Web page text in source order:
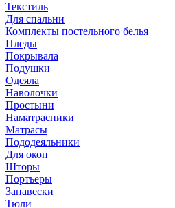
Текстиль
Для спальни
Комплекты постельного белья
Пледы
Покрывала
Подушки
Одеяла
Наволочки
Простыни
Наматрасники
Матрасы
Пододеяльники
Для окон
Шторы
Портьеры
Занавески
Тюли